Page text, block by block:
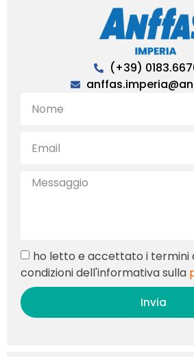
(+39)
ho letto e accettato i termini
condizioni dell'informativa sulla
Invia